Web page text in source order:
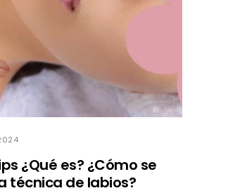
¿Qué es? ¿Cómo se
técnica de labios?